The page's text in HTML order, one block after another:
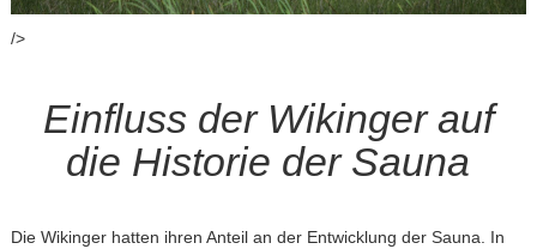
/>
Einfluss der Wikinger auf
die Historie der Sauna
Die Wikinger hatten ihren Anteil an der Entwicklung der Sauna. In